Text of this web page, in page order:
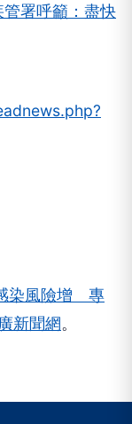
署呼籲：盡快
染風險增 專
新聞網。